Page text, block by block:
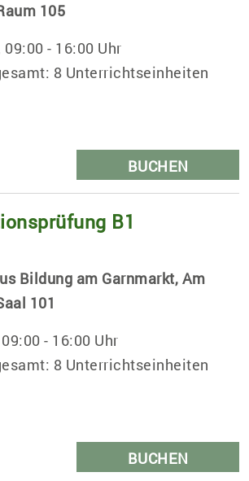
105
- 16:00 Uhr
8 Unterrichtseinheiten
BUCHEN
B1
Bildung am Garnmarkt, Am
101
- 16:00 Uhr
8 Unterrichtseinheiten
BUCHEN